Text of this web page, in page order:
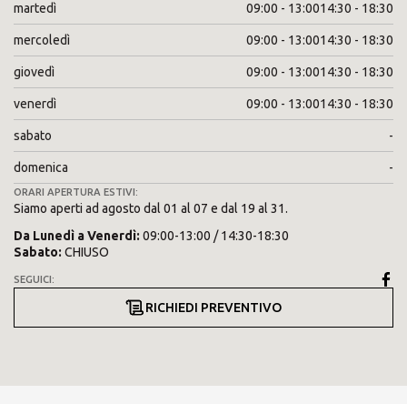
martedì 09:00 - 13:0014:30 - 18:30
mercoledì 09:00 - 13:0014:30 - 18:30
giovedì 09:00 - 13:0014:30 - 18:30
venerdì 09:00 - 13:0014:30 - 18:30
sabato -
domenica -
ORARI APERTURA ESTIVI:
Siamo aperti ad agosto dal 01 al 07 e dal 19 al 31.
Da Lunedì aVenerdì: 09:00-13:00 / 14:30-18:30
Sabato: CHIUSO
SEGUICI:
RICHIEDI PREVENTIVO